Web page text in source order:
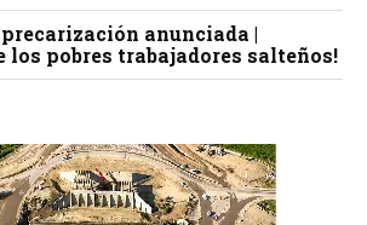
anunciada |
los pobres trabajadores salteños!